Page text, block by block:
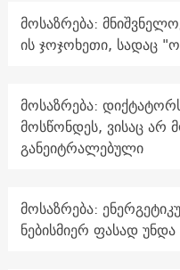
მოსაზრება:
ის ჯოჯოხეთი, სადაც
მოსაზრება:
მოსწონდეს, ვისაც არ
განეიტრალებული
მოსაზრება:
ნებისმიერ ფასად